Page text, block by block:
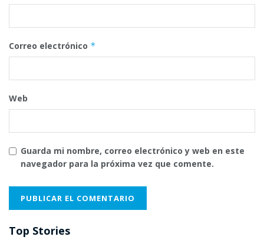
Correo electrónico *
Web
Guarda mi nombre, correo electrónico y web en este
navegador para la próxima vez que comente.
Top Stories